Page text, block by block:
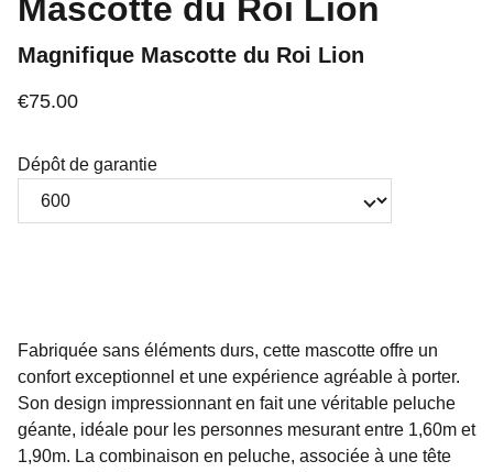
Mascotte du Roi Lion
Magnifique Mascotte du Roi Lion
€75.00
Dépôt de garantie
Fabriquée sans éléments durs, cette mascotte offre un
confort exceptionnel et une expérience agréable à porter.
Son design impressionnant en fait une véritable peluche
géante, idéale pour les personnes mesurant entre 1,60m et
1,90m. La combinaison en peluche, associée à une tête